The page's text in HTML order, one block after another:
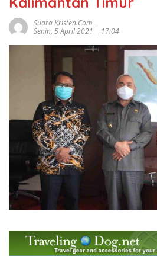
Suara Kristen.com
Senin, 5 April 2021 | 17:04